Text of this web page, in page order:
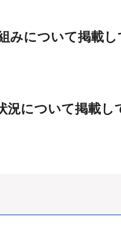
について掲載し
について掲載し